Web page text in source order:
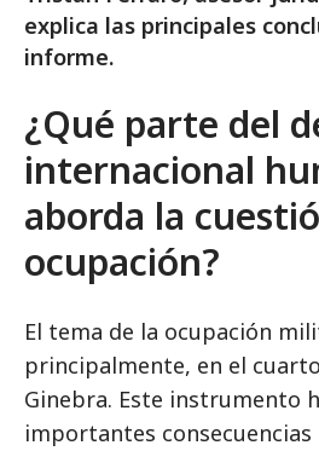
explica las principales
informe.
¿Qué parte del
internacional
aborda la
ocupación?
El tema de la ocupación
principalmente, en el
Ginebra. Este instrumento
importantes